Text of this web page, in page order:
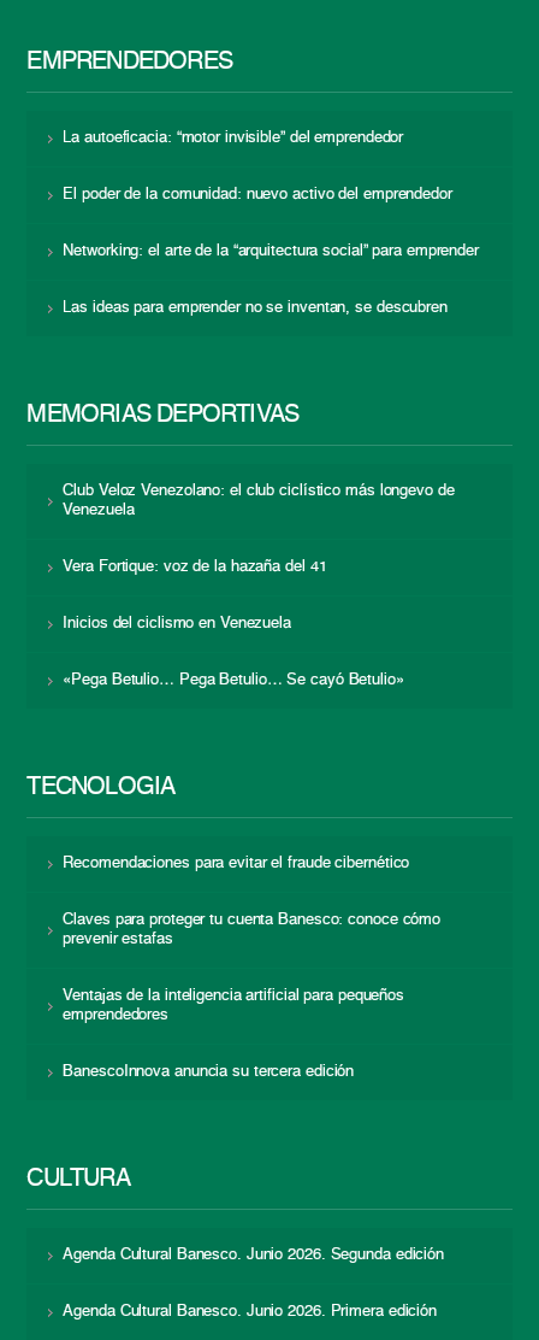
EMPRENDEDORES
La autoeficacia: “motor invisible” del emprendedor
El poder de la comunidad: nuevo activo del emprendedor
Networking: el arte de la “arquitectura social” para emprender
Las ideas para emprender no se inventan, se descubren
MEMORIAS DEPORTIVAS
Club Veloz Venezolano: el club ciclístico más longevo de
Venezuela
Vera Fortique: voz de la hazaña del 41
Inicios del ciclismo en Venezuela
«Pega Betulio… Pega Betulio… Se cayó Betulio»
TECNOLOGÍA
Recomendaciones para evitar el fraude cibernético
Claves para proteger tu cuenta Banesco: conoce cómo
prevenir estafas
Ventajas de la inteligencia artificial para pequeños
emprendedores
BanescoInnova anuncia su tercera edición
CULTURA
Agenda Cultural Banesco. Junio 2026. Segunda edición
Agenda Cultural Banesco. Junio 2026. Primera edición